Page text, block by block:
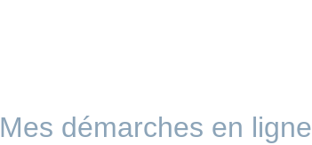
Mes démarches en ligne